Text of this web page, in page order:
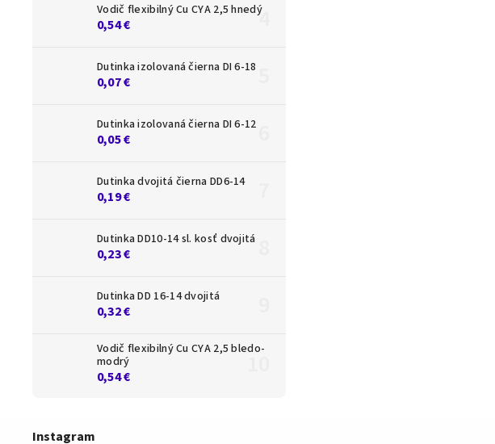
Vodič flexibilný Cu CYA 2,5 hnedý
0,54 €
Dutinka izolovaná čierna DI 6-18
0,07 €
Dutinka izolovaná čierna DI 6-12
0,05 €
Dutinka dvojitá čierna DD6-14
0,19 €
Dutinka DD10-14 sl. kosť dvojitá
0,23 €
Dutinka DD 16-14 dvojitá
0,32 €
Vodič flexibilný Cu CYA 2,5 bledo-
modrý
0,54 €
Instagram